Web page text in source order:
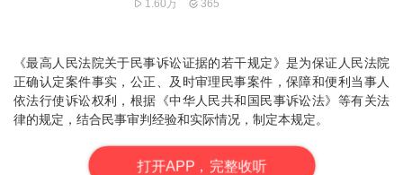
1.60万 365
《最高人民法院关于民事诉讼证据的若干规定》是为保证人民法院
正确认定案件事实，公正、及时审理民事案件，保障和便利当事人
依法行使诉讼权利，根据《中华人民共和国民事诉讼法》等有关法
律的规定，结合民事审判经验和实际情况，制定本规定。
打开APP，完整收听